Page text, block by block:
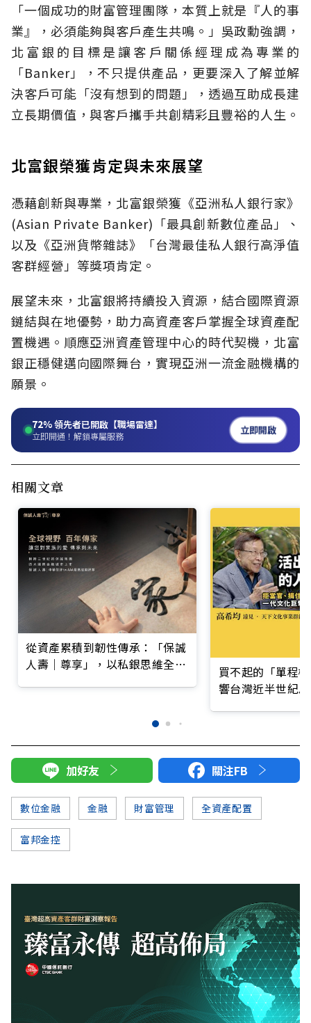
「一個成功的財富管理團隊，本質上就是『人的事
業』，必須能夠與客戶產生共鳴。」吳政勳強調，
北富銀的目標是讓客戶關係經理成為專業的
「Banker」，不只提供產品，更要深入了解並解
決客戶可能「沒有想到的問題」，透過互助成長建
立長期價值，與客戶攜手共創精彩且豐裕的人生。
北富銀榮獲肯定與未來展望
憑藉創新與專業，北富銀榮獲《亞洲私人銀行家》
(Asian Private Banker)「最具創新數位產品」、
以及《亞洲貨幣雜誌》「台灣最佳私人銀行高淨值
客群經營」等獎項肯定。
展望未來，北富銀將持續投入資源，結合國際資源
鏈結與在地優勢，助力高資產客戶掌握全球資產配
置機遇。順應亞洲資產管理中心的時代契機，北富
銀正穩健邁向國際舞台，實現亞洲一流金融機構的
願景。
72%領先者已開啟【職場雷達】
立即開通！解鎖專屬服務 立即開啟
相關文章
從資產累積到韌性傳承：「保誠
人壽｜尊享」，以私銀思維全方
買不起的「單程
響台灣近半世紀
加好友 關注FB
數位金融 金融 財富管理 全資產配置
富邦金控